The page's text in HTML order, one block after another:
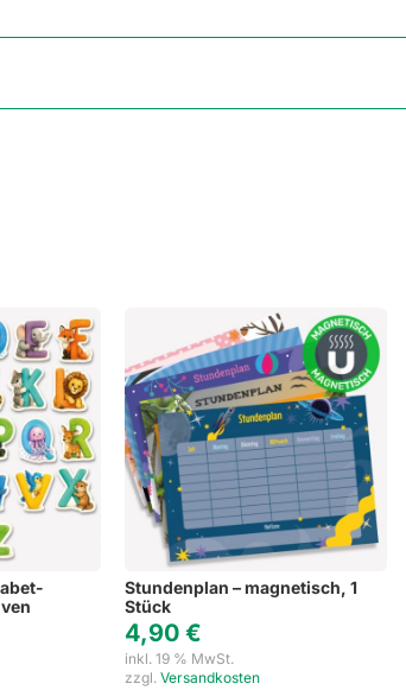
selbstklebend Stift- und Heftaufkleber
Stundenplan – magnetisch, 1
Stück
4,90 €
inkl. 19 % MwSt.
zzgl. Versandkosten